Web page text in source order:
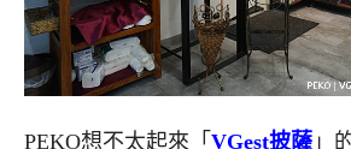
PEKO想不太起來「 VGest披薩 」